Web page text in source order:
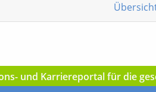
und Karriereportal für die